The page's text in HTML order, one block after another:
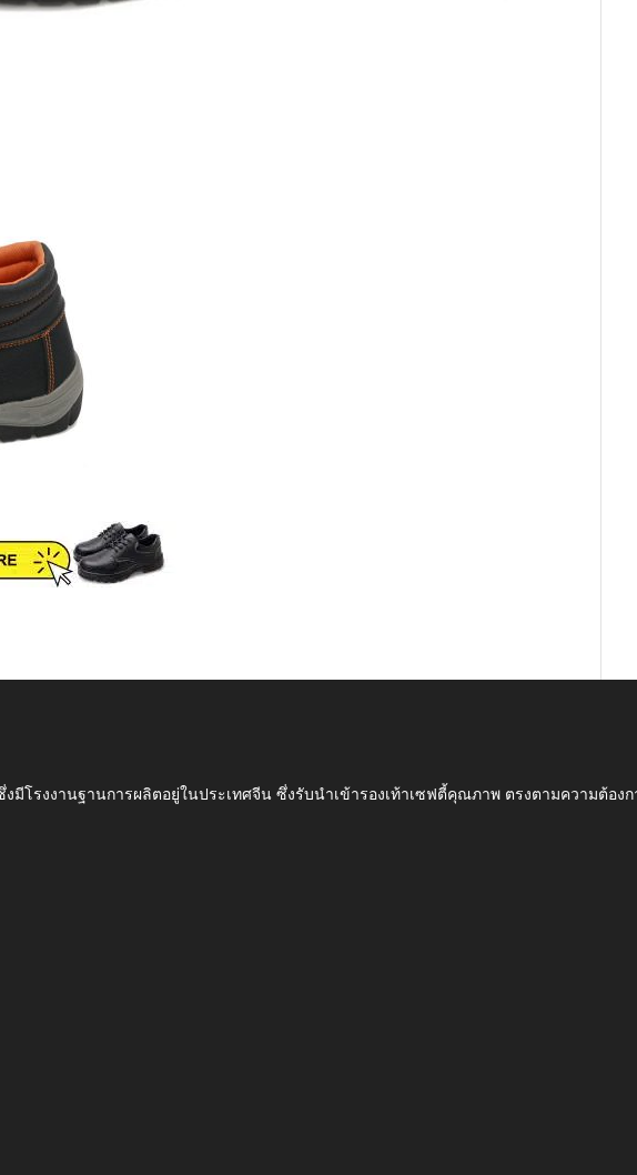
งมีโรงงานฐานการผลิตอยู่ในประเทศจีน ซึ่งรับนำเข้ารองเท้าเซฟตี้คุณภาพ ตรงตามความต้อ